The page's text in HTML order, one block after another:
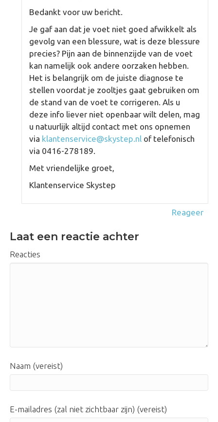
Bedankt voor uw bericht.
Je gaf aan dat je voet niet goed afwikkelt als
gevolg van een blessure, wat is deze blessure
precies? Pijn aan de binnenzijde van de voet
kan namelijk ook andere oorzaken hebben.
Het is belangrijk om de juiste diagnose te
stellen voordat je zooltjes gaat gebruiken om
de stand van de voet te corrigeren. Als u
deze info liever niet openbaar wilt delen, mag
u natuurlijk altijd contact met ons opnemen
via klantenservice@skystep.nl of telefonisch
via 0416-278189.
Met vriendelijke groet,
Klantenservice Skystep
Reageer
Laat een reactie achter
Reacties
Naam (vereist)
E-mailadres (zal niet zichtbaar zijn) (vereist)